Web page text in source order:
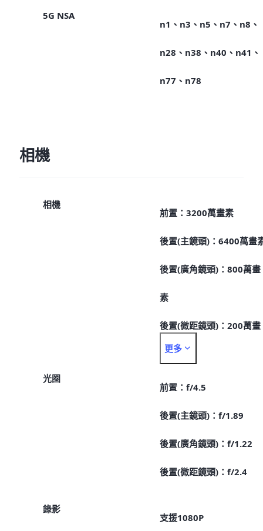
5G NSA
n1、n3、n5、n7、n8、
n28、n38、n40、n41、
n77、n78
相機
相機
前置：3200萬畫素
後置(主鏡頭)：6400萬畫
後置(廣角鏡頭)：800萬畫
素
後置(微距鏡頭)：200萬畫
素
更多
光圈
前置：f/4.5
後置(主鏡頭)：f/1.89
後置(廣角鏡頭)：f/1.22
後置(微距鏡頭)：f/2.4
錄影
支援1080P